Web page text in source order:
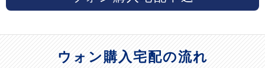
ウォン購入宅配の流れ